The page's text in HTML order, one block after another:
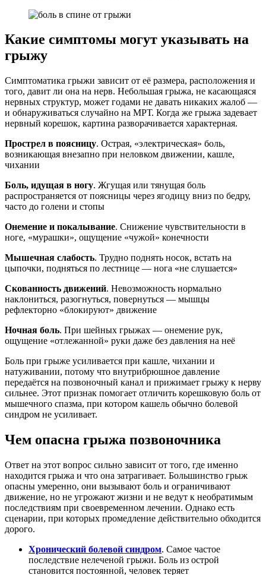
Какие симптомы могут указывать на
грыжу
Симптоматика грыжи зависит от её размера, расположения и
того, давит ли она на нерв. Небольшая грыжа, не касающаяся
нервных структур, может годами не давать никаких жалоб —
и обнаруживаться случайно на МРТ. Когда же грыжа задевает
нервный корешок, картина разворачивается характерная.
Прострел в поясницу. Острая, «электрическая» боль,
возникающая внезапно при неловком движении, кашле,
чихании
Боль, идущая в ногу. Жгущая или тянущая боль
распространяется от поясницы через ягодицу вниз по бедру,
часто до голени и стопы
Онемение и покалывание. Снижение чувствительности в
ноге, «мурашки», ощущение «чужой» конечности
Мышечная слабость. Трудно поднять носок, встать на
цыпочки, подняться по лестнице — нога «не слушается»
Скованность движений. Невозможность нормально
наклониться, разогнуться, повернуться — мышцы
рефлекторно «блокируют» движение
Ночная боль. При шейных грыжах — онемение рук,
ощущение «отлежанной» руки даже без давления на неё
Боль при грыже усиливается при кашле, чихании и
натуживании, потому что внутрибрюшное давление
передаётся на позвоночный канал и прижимает грыжу к нерву
сильнее. Этот признак помогает отличить корешковую боль от
мышечного спазма, при котором кашель обычно болевой
синдром не усиливает.
Чем опасна грыжа позвоночника
Ответ на этот вопрос сильно зависит от того, где именно
находится грыжа и что она затрагивает. Большинство грыж
опасны умеренно, они вызывают боль и ограничивают
движение, но не угрожают жизни и не ведут к необратимым
последствиям при своевременном лечении. Однако есть
сценарии, при которых промедление действительно обходится
дорого.
Хронический болевой синдром. Самое частое
последствие нелеченой грыжи. Боль из острой
становится постоянной, человек теряет